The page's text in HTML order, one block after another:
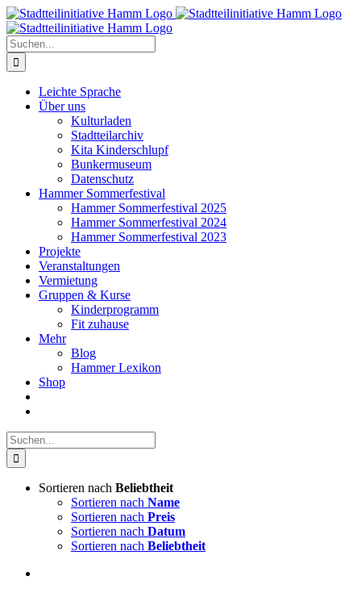
Zum
Inhalt
springen
Suche
nach:
Leichte Sprache
Über uns
Kulturladen
Stadtteilarchiv
Kita Kinderschlupf
Bunkermuseum
Datenschutz
Hammer Sommerfestival
Hammer Sommerfestival 2025
Hammer Sommerfestival 2024
Hammer Sommerfestival 2023
Projekte
Veranstaltungen
Vermietung
Gruppen & Kurse
Kinderprogramm
Fit zuhause
Mehr
Blog
Hammer Lexikon
Shop
Suche
nach:
Sortieren nach Beliebtheit
Sortieren nach Name
Sortieren nach Preis
Sortieren nach Datum
Sortieren nach Beliebtheit